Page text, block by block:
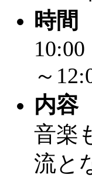
時間
10:00
～
内容
音楽
流と